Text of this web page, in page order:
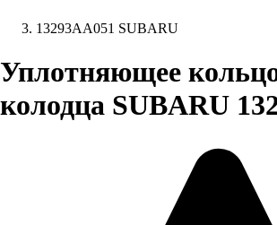
13293AA051 SUBARU
Уплотняющее
колодца SUBARU